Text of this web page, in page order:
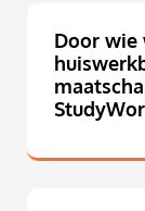
Door